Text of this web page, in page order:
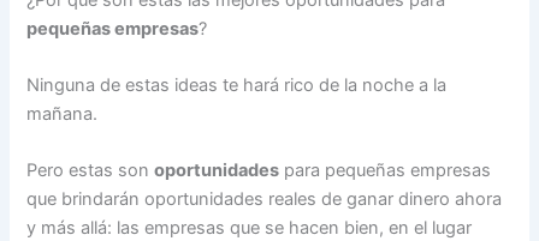
pequeñas empresas?
Ninguna de estas ideas te hará rico de la noche a la
mañana.
Pero estas sonoportunidades para pequeñas empresas
que brindarán oportunidades reales de ganar dinero ahora
y más allá: las empresas que se hacen bien, en el lugar